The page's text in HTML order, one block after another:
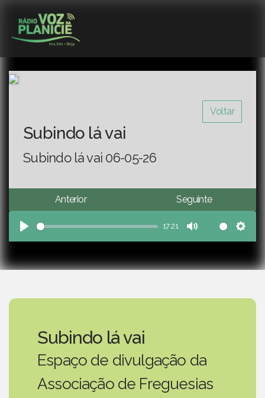
Voltar
Subindo lá vai
Subindo lá vai 06-05-26
Anterior Seguinte
Play
17:21
Mute
Subindo lá vai
Espaço de divulgação da
Associação de Freguesias